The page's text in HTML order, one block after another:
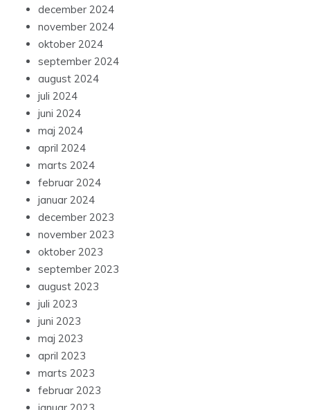
december 2024
november 2024
oktober 2024
september 2024
august 2024
juli 2024
juni 2024
maj 2024
april 2024
marts 2024
februar 2024
januar 2024
december 2023
november 2023
oktober 2023
september 2023
august 2023
juli 2023
juni 2023
maj 2023
april 2023
marts 2023
februar 2023